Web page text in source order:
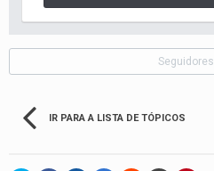
Seguidores
IR PARA A LISTA DE TÓPICOS